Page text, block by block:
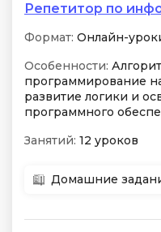
Репетитор по
Формат: Онлайн-
Особенности:
программирование
развитие логики и
программного
Занятий: 12 уроков
Домашние